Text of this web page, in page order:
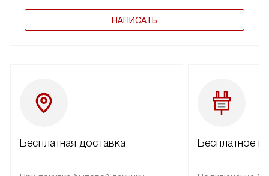
НАПИСАТЬ
Бесплатная доставка Бесплатное